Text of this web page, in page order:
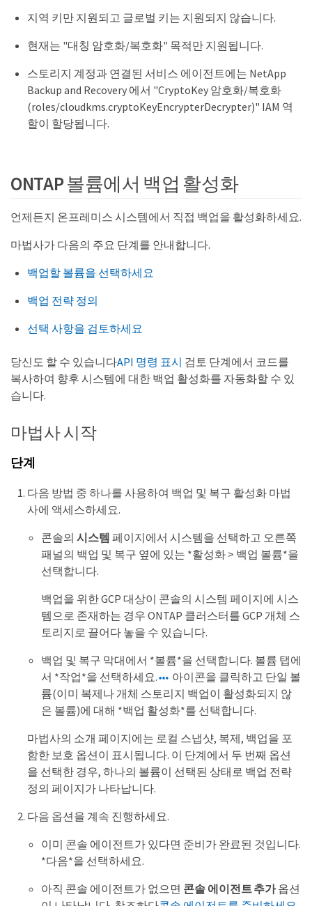
지역 키만 지원되고 글로벌 키는 지원되지 않습니다.
현재는 "대칭 암호화/복호화" 목적만 지원됩니다.
스토리지 계정과 연결된 서비스 에이전트에는 NetApp
Backup and Recovery 에서 "CryptoKey 암호화/복호화
(roles/cloudkms.cryptoKeyEncrypterDecrypter)" IAM 역
할이 할당됩니다.
ONTAP 볼륨에서 백업 활성화
언제든지 온프레미스 시스템에서 직접 백업을 활성화하세요.
마법사가 다음의 주요 단계를 안내합니다.
백업할 볼륨을 선택하세요
백업 전략 정의
선택 사항을 검토하세요
당신도 할 수 있습니다API 명령 표시 검토 단계에서 코드를
복사하여 향후 시스템에 대한 백업 활성화를 자동화할 수 있
습니다.
마법사 시작
단계
다음 방법 중 하나를 사용하여 백업 및 복구 활성화 마법
사에 액세스하세요.
콘솔의 시스템 페이지에서 시스템을 선택하고 오른쪽
패널의 백업 및 복구 옆에 있는 *활성화 > 백업 볼륨*을
선택합니다.
백업을 위한 GCP 대상이 콘솔의 시스템 페이지에 시스
템으로 존재하는 경우 ONTAP 클러스터를 GCP 개체 스
토리지로 끌어다 놓을 수 있습니다.
백업 및 복구 막대에서 *볼륨*을 선택합니다. 볼륨 탭에
서 *작업*을 선택하세요.
아이콘을 클릭하고 단일 볼
륨(이미 복제나 개체 스토리지 백업이 활성화되지 않
은 볼륨)에 대해 *백업 활성화*를 선택합니다.
마법사의 소개 페이지에는 로컬 스냅샷, 복제, 백업을 포
함한 보호 옵션이 표시됩니다. 이 단계에서 두 번째 옵션
을 선택한 경우, 하나의 볼륨이 선택된 상태로 백업 전략
정의 페이지가 나타납니다.
다음 옵션을 계속 진행하세요.
이미 콘솔 에이전트가 있다면 준비가 완료된 것입니다.
*다음*을 선택하세요.
아직 콘솔 에이전트가 없으면 콘솔 에이전트 추가옵션